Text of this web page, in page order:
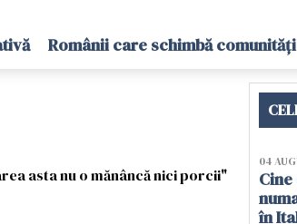
Românii care schimbă comunități
asta nu o mănâncă nici porcii"
04
în